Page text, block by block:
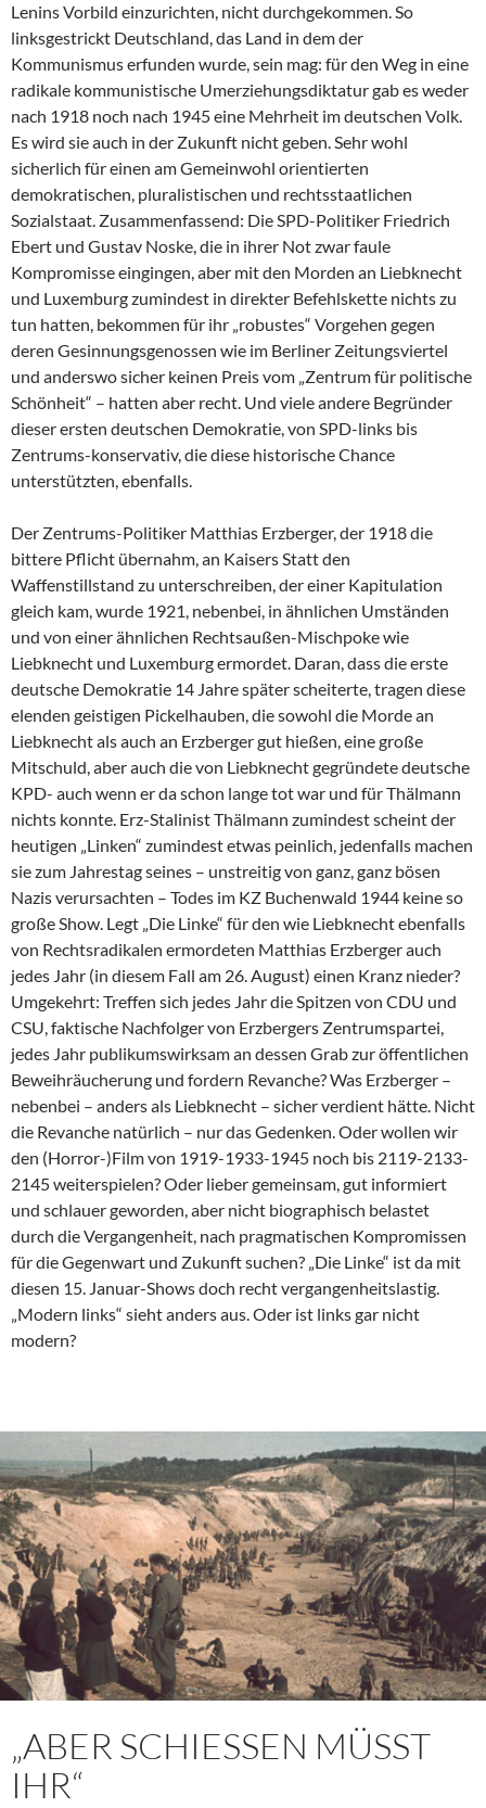
Lenins Vorbild einzurichten, nicht durchgekommen. So
linksgestrickt Deutschland, das Land in dem der
Kommunismus erfunden wurde, sein mag: für den Weg in eine
radikale kommunistische Umerziehungsdiktatur gab es weder
nach 1918 noch nach 1945 eine Mehrheit im deutschen Volk.
Es wird sie auch in der Zukunft nicht geben. Sehr wohl
sicherlich für einen am Gemeinwohl orientierten
demokratischen, pluralistischen und rechtsstaatlichen
Sozialstaat. Zusammenfassend: Die SPD-Politiker Friedrich
Ebert und Gustav Noske, die in ihrer Not zwar faule
Kompromisse eingingen, aber mit den Morden an Liebknecht
und Luxemburg zumindest in direkter Befehlskette nichts zu
tun hatten, bekommen für ihr „robustes“ Vorgehen gegen
deren Gesinnungsgenossen wie im Berliner Zeitungsviertel
und anderswo sicher keinen Preis vom „Zentrum für politische
Schönheit“ – hatten aber recht. Und viele andere Begründer
dieser ersten deutschen Demokratie, von SPD-links bis
Zentrums-konservativ, die diese historische Chance
unterstützten, ebenfalls.
Der Zentrums-Politiker Matthias Erzberger, der 1918 die
bittere Pflicht übernahm, an Kaisers Statt den
Waffenstillstand zu unterschreiben, der einer Kapitulation
gleich kam, wurde 1921, nebenbei, in ähnlichen Umständen
und von einer ähnlichen Rechtsaußen-Mischpoke wie
Liebknecht und Luxemburg ermordet. Daran, dass die erste
deutsche Demokratie 14 Jahre später scheiterte, tragen diese
elenden geistigen Pickelhauben, die sowohl die Morde an
Liebknecht als auch an Erzberger gut hießen, eine große
Mitschuld, aber auch die von Liebknecht gegründete deutsche
KPD- auch wenn er da schon lange tot war und für Thälmann
nichts konnte. Erz-Stalinist Thälmann zumindest scheint der
heutigen „Linken“ zumindest etwas peinlich, jedenfalls machen
sie zum Jahrestag seines – unstreitig von ganz, ganz bösen
Nazis verursachten – Todes im KZ Buchenwald 1944 keine so
große Show. Legt „Die Linke“ für den wie Liebknecht ebenfalls
von Rechtsradikalen ermordeten Matthias Erzberger auch
jedes Jahr (in diesem Fall am 26. August) einen Kranz nieder?
Umgekehrt: Treffen sich jedes Jahr die Spitzen von CDU und
CSU, faktische Nachfolger von Erzbergers Zentrumspartei,
jedes Jahr publikumswirksam an dessen Grab zur öffentlichen
Beweihräucherung und fordern Revanche? Was Erzberger –
nebenbei – anders als Liebknecht – sicher verdient hätte. Nicht
die Revanche natürlich – nur das Gedenken. Oder wollen wir
den (Horror-)Film von 1919-1933-1945 noch bis 2119-2133-
2145 weiterspielen? Oder lieber gemeinsam, gut informiert
und schlauer geworden, aber nicht biographisch belastet
durch die Vergangenheit, nach pragmatischen Kompromissen
für die Gegenwart und Zukunft suchen? „Die Linke“ ist da mit
diesen 15. Januar-Shows doch recht vergangenheitslastig.
„Modern links“ sieht anders aus. Oder ist links gar nicht
modern?
„ABER SCHIESSEN MÜSST
IHR“